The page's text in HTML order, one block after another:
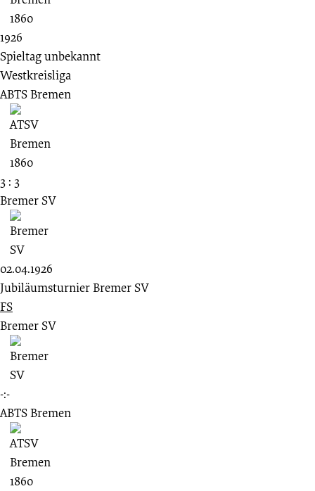
1926
Spieltag unbekannt
Westkreisliga
ABTS Bremen
3 : 3
Bremer SV
02.04.1926
Jubiläumsturnier Bremer SV
FS
Bremer SV
-:-
ABTS Bremen